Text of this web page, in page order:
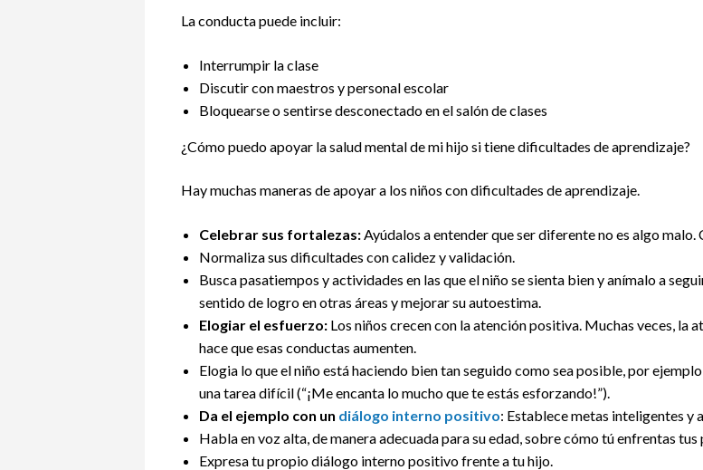
La conducta puede incluir:
Interrumpir la clase
Discutir con maestros y personal escolar
Bloquearse o sentirse desconectado en el salón de clases
¿Cómo puedo apoyar la salud mental de mi hijo si tiene dificultades de aprendizaje?
Hay muchas maneras de apoyar a los niños con dificultades de aprendizaje.
Celebrar sus fortalezas:Ayúdalos a entender que ser diferente no es algo
Normaliza sus dificultades con calidez y validación.
Busca pasatiempos y actividades en las que el niño se sienta bien y anímalo a
sentido de logro en otras áreas y mejorar su autoestima.
Elogiar el esfuerzo: Los niños crecen con la atención positiva. Muchas veces, la
hace que esas conductas aumenten.
Elogia lo que el niño está haciendo bien tan seguido como sea posible, por
una tarea difícil (“¡Me encanta lo mucho que te estás esforzando!”).
Da el ejemplo con un diálogo interno positivo: Establece metas inteligentes y
Habla en voz alta, de manera adecuada para su edad, sobre cómo tú enfrentas
Expresa tu propio diálogo interno positivo frente a tu hijo.